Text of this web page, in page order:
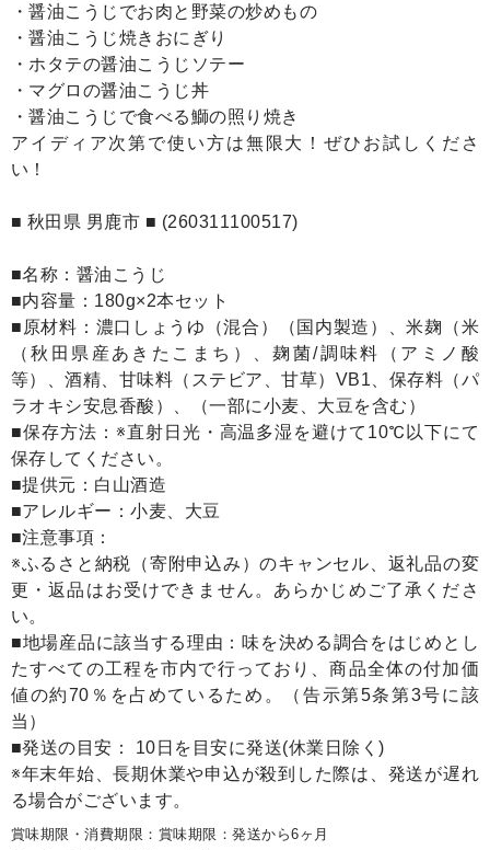
・醤油こうじでお肉と野菜の炒めもの
・醤油こうじ焼きおにぎり
・ホタテの醤油こうじソテー
・マグロの醤油こうじ丼
・醤油こうじで食べる鰤の照り焼き
アイディア次第で使い方は無限大！ぜひお試しくださ
い！
■ 秋田県 男鹿市 ■ (260311100517)
■名称：醤油こうじ
■内容量：180g×2本セット
■原材料：濃口しょうゆ（混合）（国内製造）、米麹（米
（秋田県産あきたこまち）、麹菌/調味料（アミノ酸
等）、酒精、甘味料（ステビア、甘草）VB1、保存料（パ
ラオキシ安息香酸）、（一部に小麦、大豆を含む）
■保存方法：※直射日光・高温多湿を避けて10℃以下にて
保存してください。
■提供元：白山酒造
■アレルギー：小麦、大豆
■注意事項：
※ふるさと納税（寄附申込み）のキャンセル、返礼品の変
更・返品はお受けできません。あらかじめご了承くださ
い。
■地場産品に該当する理由：味を決める調合をはじめとし
たすべての工程を市内で行っており、商品全体の付加価
値の約70％を占めているため。（告示第5条第3号に該
当）
■発送の目安： 10日を目安に発送(休業日除く)
※年末年始、長期休業や申込が殺到した際は、発送が遅れ
る場合がございます。
賞味期限・消費期限：賞味期限：発送から6ヶ月